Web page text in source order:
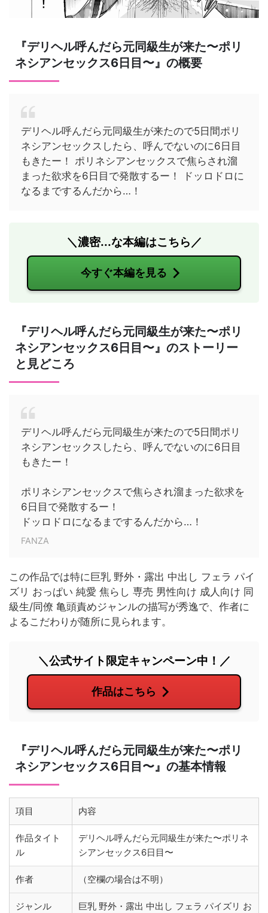
『デリヘル呼んだら元同級生が来た〜ポリ
ネシアンセックス6日目〜』の概要
デリヘル呼んだら元同級生が来たので5日間ポリ
ネシアンセックスしたら、呼んでないのに6日目
もきたー！ ポリネシアンセックスで焦らされ溜
まった欲求を6日目で発散するー！ ドッロドロに
なるまでするんだから…！
＼濃密...な本編はこちら／
今すぐ本編を見る
『デリヘル呼んだら元同級生が来た〜ポリ
ネシアンセックス6日目〜』のストーリー
と見どころ
デリヘル呼んだら元同級生が来たので5日間ポリ
ネシアンセックスしたら、呼んでないのに6日目
もきたー！
ポリネシアンセックスで焦らされ溜まった欲求を
6日目で発散するー！
ドッロドロになるまでするんだから…！
FANZA
この作品では特に巨乳 野外・露出 中出し フェラ パイ
ズリ おっぱい 純愛 焦らし 専売 男性向け 成人向け 同
級生/同僚 亀頭責めジャンルの描写が秀逸で、作者に
よるこだわりが随所に見られます。
＼公式サイト限定キャンペーン中！／
作品はこちら
『デリヘル呼んだら元同級生が来た〜ポリ
ネシアンセックス6日目〜』の基本情報
項目 内容
作品タイト
ル
デリヘル呼んだら元同級生が来た〜ポリネ
シアンセックス6日目〜
作者 （空欄の場合は不明）
ジャンル 巨乳 野外・露出 中出し フェラ パイズリ お